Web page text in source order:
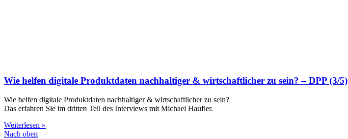
Wie helfen digitale Produktdaten nachhaltiger & wirtschaftlicher zu sein? – DPP (3/5)
Wie helfen digitale Produktdaten nachhaltiger & wirtschaftlicher zu sein?
Das erfahren Sie im dritten Teil des Interviews mit Michael Haufler.
Weiterlesen »
Nach oben